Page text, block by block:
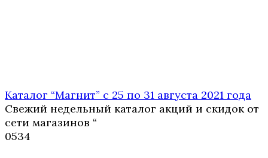
Каталог “Магнит” с 25 по 31 августа 2021 года
Свежий недельный каталог акций и скидок от
сети магазинов “
0534